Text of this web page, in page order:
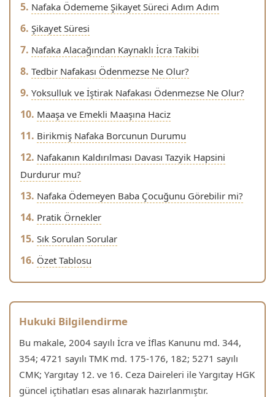
Nafaka Ödememe Şikayet Süreci Adım Adım
Şikayet Süresi
Nafaka Alacağından Kaynaklı İcra Takibi
Tedbir Nafakası Ödenmezse Ne Olur?
Yoksulluk ve İştirak Nafakası Ödenmezse Ne Olur?
Maaşa ve Emekli Maaşına Haciz
Birikmiş Nafaka Borcunun Durumu
Nafakanın Kaldırılması Davası Tazyik Hapsini
Durdurur mu?
Nafaka Ödemeyen Baba Çocuğunu Görebilir mi?
Pratik Örnekler
Sık Sorulan Sorular
Özet Tablosu
Hukuki Bilgilendirme
Bu makale, 2004 sayılı İcra ve İflas Kanunu md. 344,
354; 4721 sayılı TMK md. 175-176, 182; 5271 sayılı
CMK; Yargıtay 12. ve 16. Ceza Daireleri ile Yargıtay HGK
güncel içtihatları esas alınarak hazırlanmıştır.